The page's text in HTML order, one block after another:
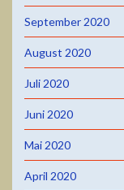
September 2020
August 2020
Juli 2020
Juni 2020
Mai 2020
April 2020